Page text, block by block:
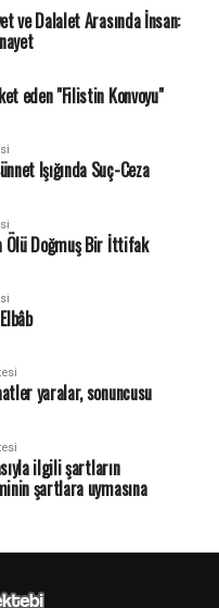
ve Dalalet Arasında İnsan:
eden "Filistin Konvoyu"
Işığında Suç-Ceza
Ölü Doğmuş Bir İttifak
yaralar, sonuncusu
ilgili şartların
şartlara uymasına